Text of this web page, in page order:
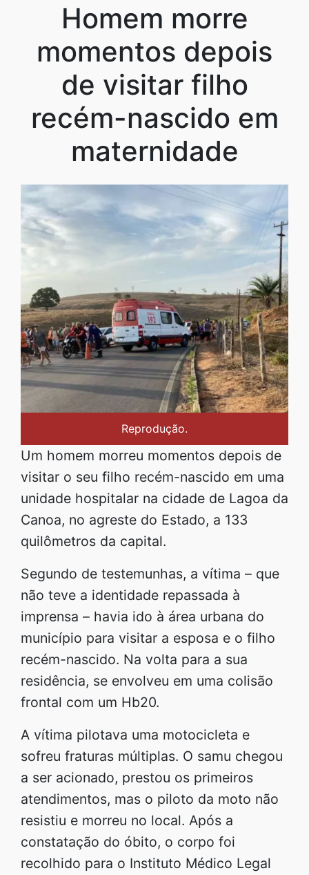
Homem morre
momentos depois
de visitar filho
recém-nascido em
maternidade
Reprodução.
Um homem morreu momentos depois de
visitar o seu filho recém-nascido em uma
unidade hospitalar na cidade de Lagoa da
Canoa, no agreste do Estado, a 133
quilômetros da capital.
Segundo de testemunhas, a vítima – que
não teve a identidade repassada à
imprensa – havia ido à área urbana do
município para visitar a esposa e o filho
recém-nascido. Na volta para a sua
residência, se envolveu em uma colisão
frontal com um Hb20.
A vítima pilotava uma motocicleta e
sofreu fraturas múltiplas. O samu chegou
a ser acionado, prestou os primeiros
atendimentos, mas o piloto da moto não
resistiu e morreu no local. Após a
constatação do óbito, o corpo foi
recolhido para o Instituto Médico Legal